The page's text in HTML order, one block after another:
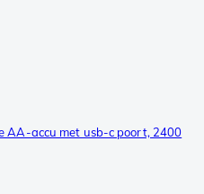
AA-accu met usb-c poort, 2400